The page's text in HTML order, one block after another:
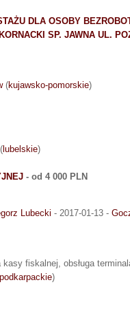
DLA OSOBY
SP. JAWNA UL.
(kujawsko-pomorskie)
lubelskie)
- od 4 000 PLN
Lubecki - 2017-01-13 -
fiskalnej, obsługa
podkarpackie)